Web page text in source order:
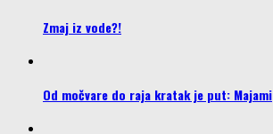
Zmaj iz vode?!
Od močvare do raja kratak je put: Majami